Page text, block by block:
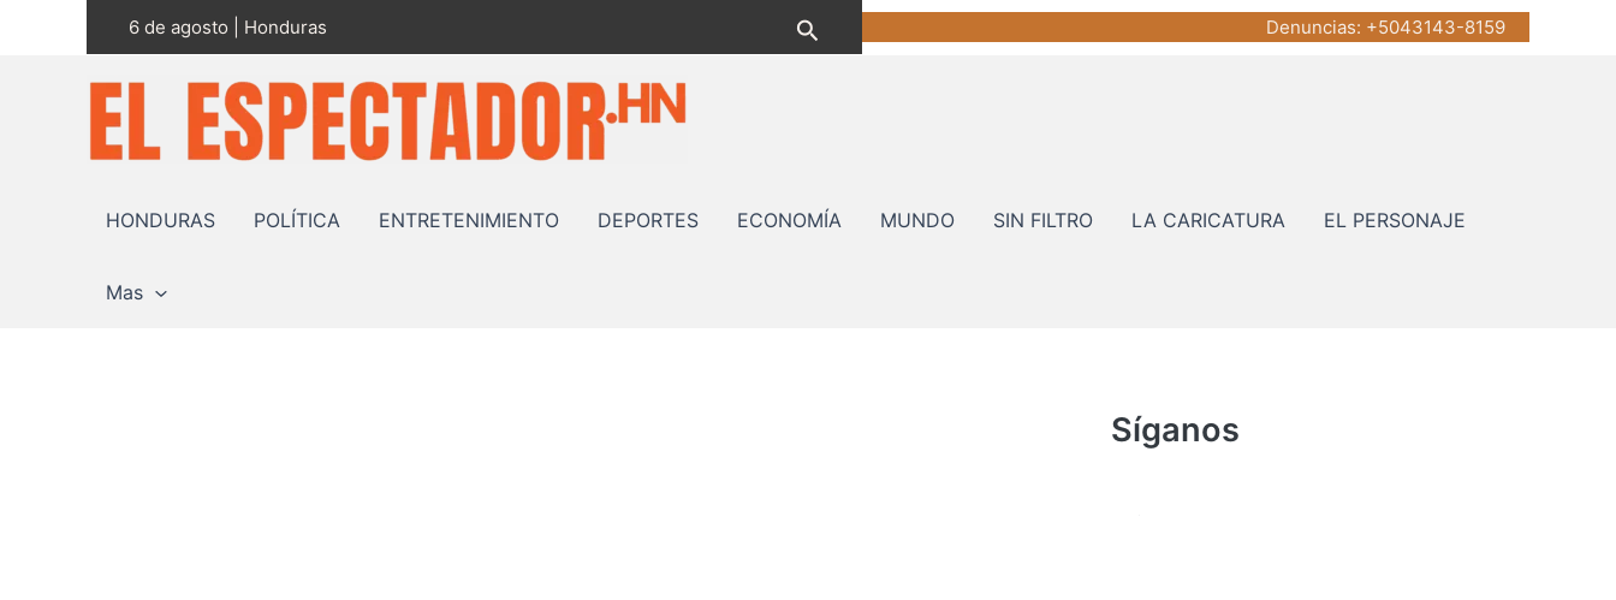
6 de agosto | Honduras Buscar Denuncias: +5043143-8159
HONDURAS POLÍTICA ENTRETENIMIENTO DEPORTES ECONOMÍA MUNDO SIN FILTRO LA CARICATURA EL PERSONAJE
Mas
Síganos